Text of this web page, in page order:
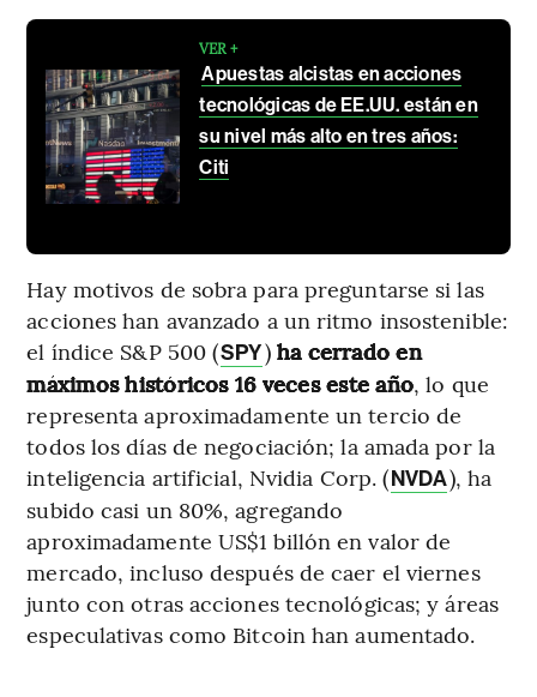
VER +
Apuestas alcistas en acciones
tecnológicas de EE.UU. están en
su nivel más alto en tres años:
Citi
Hay motivos de sobra para preguntarse si las
acciones han avanzado a un ritmo insostenible:
el índice S&P 500 (SPY) ha cerrado en
máximos históricos 16 veces este año, lo que
representa aproximadamente un tercio de
todos los días de negociación; la amada por la
inteligencia artificial, Nvidia Corp. (NVDA), ha
subido casi un 80%, agregando
aproximadamente US$1 billón en valor de
mercado, incluso después de caer el viernes
junto con otras acciones tecnológicas; y áreas
especulativas como Bitcoin han aumentado.